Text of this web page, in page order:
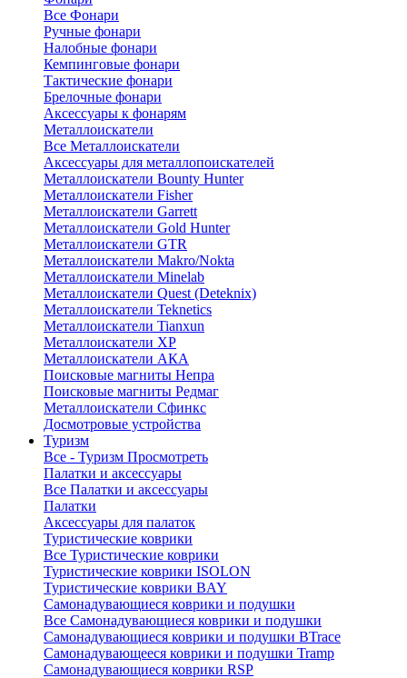
Все Фонари
Ручные фонари
Налобные фонари
Кемпинговые фонари
Тактические фонари
Брелочные фонари
Аксессуары к фонарям
Металлоискатели
Все Металлоискатели
Аксессуары для металлопоискателей
Металлоискатели Bounty Hunter
Металлоискатели Fisher
Металлоискатели Garrett
Металлоискатели Gold Hunter
Металлоискатели GTR
Металлоискатели Makro/Nokta
Металлоискатели Minelab
Металлоискатели Quest (Deteknix)
Металлоискатели Teknetics
Металлоискатели Tianxun
Металлоискатели XP
Металлоискатели АКА
Поисковые магниты Непра
Поисковые магниты Редмаг
Металлоискатели Сфинкс
Досмотровые устройства
Туризм
Все - Туризм Просмотреть
Палатки и аксессуары
Все Палатки и аксессуары
Палатки
Аксессуары для палаток
Туристические коврики
Все Туристические коврики
Туристические коврики ISOLON
Туристические коврики BAY
Самонадувающиеся коврики и подушки
Все Самонадувающиеся коврики и подушки
Самонадувающиеся коврики и подушки BTrace
Самонадувающееся коврики и подушки Tramp
Самонадувающиеся коврики RSP